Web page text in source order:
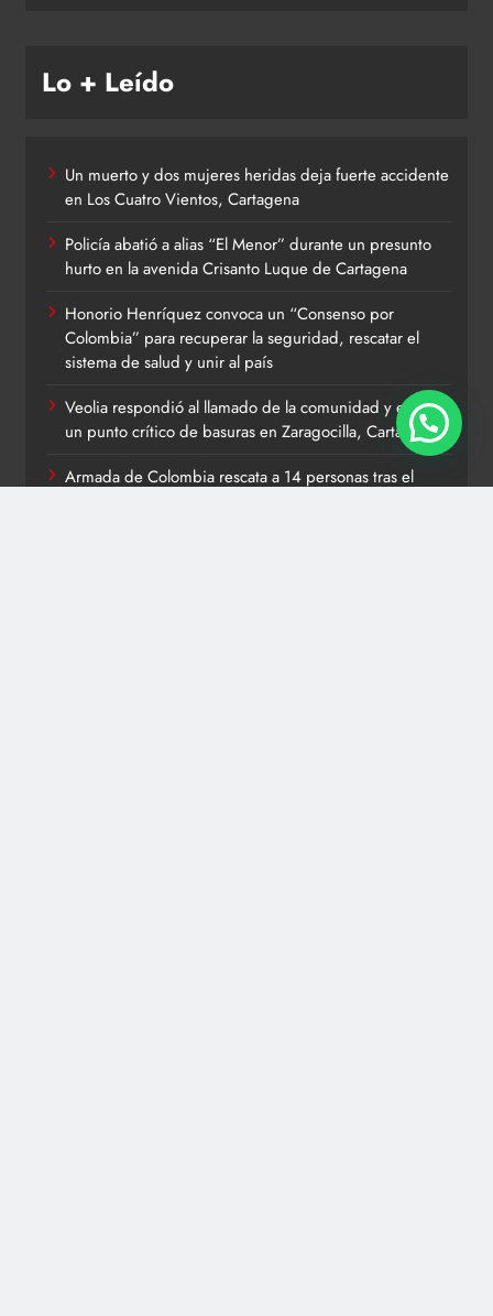
Lo + Leído
Un muerto y dos mujeres heridas deja fuerte accidente
en Los Cuatro Vientos, Cartagena
Policía abatió a alias “El Menor” durante un presunto
hurto en la avenida Crisanto Luque de Cartagena
Honorio Henríquez convoca un “Consenso por
Colombia” para recuperar la seguridad, rescatar el
sistema de salud y unir al país
Veolia respondió al llamado de la comunidad y eliminó
un punto crítico de basuras en Zaragocilla, Cartagena
Armada de Colombia rescata a 14 personas tras el